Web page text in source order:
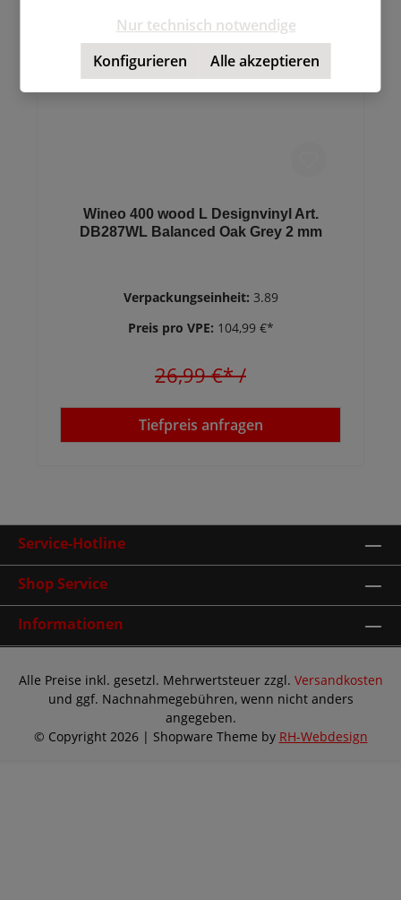
Wineo 400 wood L Designvinyl Art.
DB287WL Balanced Oak Grey 2 mm
Verpackungseinheit: 3.89
Preis pro VPE: 104,99 €*
26,99 €*/
Tiefpreis anfragen
Service-Hotline
Shop Service
Informationen
Alle Preise inkl. gesetzl. Mehrwertsteuer zzgl. Versandkosten
und ggf. Nachnahmegebühren, wenn nicht anders
angegeben.
© Copyright 2026 | Shopware Theme by RH-Webdesign
Nur technisch notwendige
Konfigurieren
Alle akzeptieren